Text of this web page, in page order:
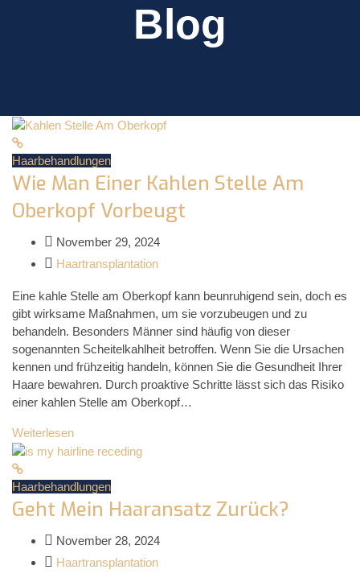
Blog
Haarbehandlungen
Wie Man Einer Kahlen Stelle Am
Oberkopf Vorbeugt
November 29, 2024
Haartransplantation
Eine kahle Stelle am Oberkopf kann beunruhigend sein, doch es
gibt wirksame Maßnahmen, um sie vorzubeugen und zu
behandeln. Besonders Männer sind häufig von dieser
sogenannten Scheitelkahlheit betroffen. Wenn Sie die Ursachen
kennen und frühzeitig handeln, können Sie die Gesundheit Ihrer
Haare bewahren. Durch proaktive Schritte lässt sich das Risiko
einer kahlen Stelle am Oberkopf…
Weiterlesen
Haarbehandlungen
Geht Mein Haaransatz Zurück?
November 28, 2024
Haartransplantation